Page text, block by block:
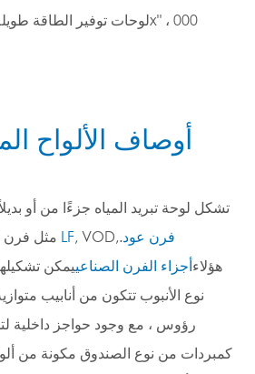
أوصاف الألواح
تشكل لوحة تبريد المياه جزءًا من أو
مثل فرن فرن LF, VOD, فرن عود.
هؤلاءأجزاء الفرن الصناعييمكن
نوع الأنبوب تتكون من أنابيب
رؤوس ، مع وجود حواجز داخلية
كمبردات من نوع الصندوق مكونة من